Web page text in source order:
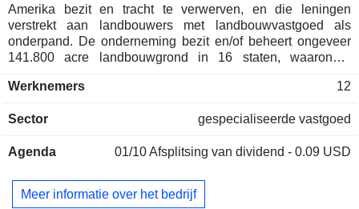
Amerika bezit en tracht te verwerven, en die leningen
verstrekt aan landbouwers met landbouwvastgoed als
onderpand. De onderneming bezit en/of beheert ongeveer
141.800 acre landbouwgrond in 16 staten, waaronder
Kansas, Louisiana, Mississippi, Missouri, Nebraska, North
Daarnaast bezit het bedrijf grond en gebouwen voor vier
John Deere aan Ag Pro worden verhuurd. De
speciale gewassen. De primaire gewassen omvatten maïs,
sojabonen, tarwe, rijst en katoen. De speciale gewassen
Werknemers 12
Sector gespecialiseerde vastgoed
Agenda 01/10Afsplitsing van dividend - 0.09 USD
Meer informatie over het bedrijf